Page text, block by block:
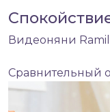
Видеоняни
Сравнительный